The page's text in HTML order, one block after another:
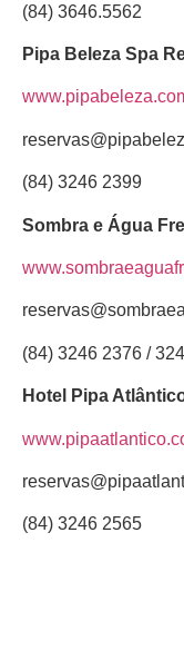
(84) 3646.5562
Pipa Beleza Spa
(84) 3246 2399
Sombra e Água
(84) 3246 2376 /
Hotel Pipa
(84) 3246 2565